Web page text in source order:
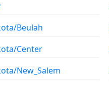
Beulah
Center
New_Salem